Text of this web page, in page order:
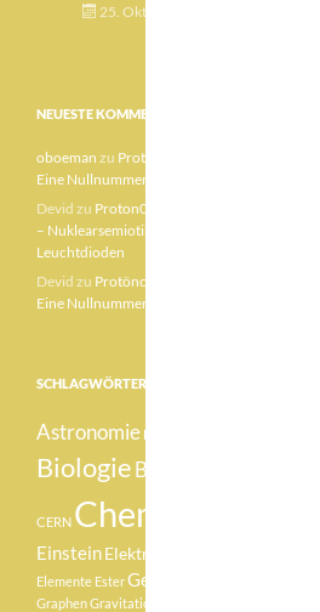
25. Oktober 2020
NEUESTE KOMMENTARE
oboeman zu Protönchen 041 –
Eine Nullnummer „mittendrin“
Devid zu Proton040 – Gallium
– Nuklearsemiotik –
Leuchtdioden
Devid zu Protönchen 041 –
Eine Nullnummer „mittendrin“
SCHLAGWÖRTER
Astronomie Betazerfall
BiologieBotanik
CERN Chemie
EinsteinElektron
Elemente EsterGeologie
GraphenGravitationswellen